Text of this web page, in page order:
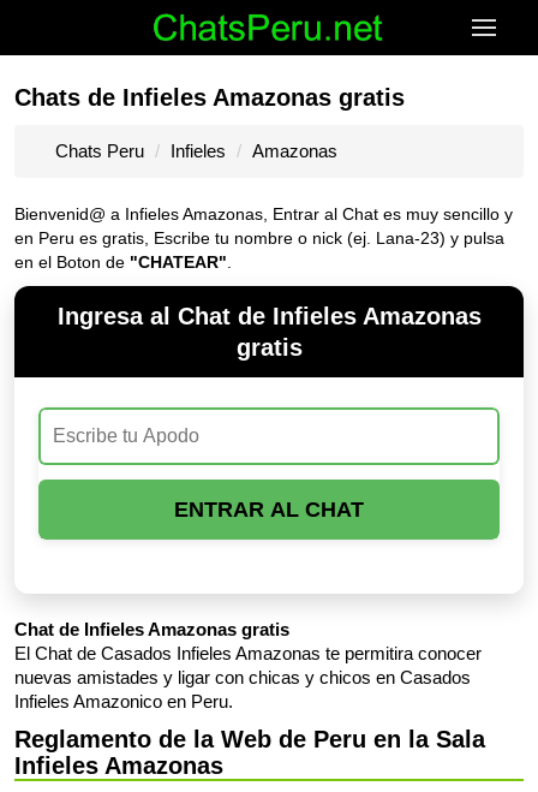
Chats de Infieles Amazonas gratis
Chats Peru Infieles Amazonas
Bienvenid@ a Infieles Amazonas, Entrar al Chat es muy sencillo y
en Peru es gratis, Escribe tu nombre o nick (ej. Lana-23) y pulsa
en el Boton de "CHATEAR"
Ingresa al Chat de Infieles Amazonas
gratis
ENTRAR AL CHAT
Chat de Infieles Amazonas gratis
El Chat de Casados Infieles Amazonas te permitira conocer
nuevas amistades y ligar con chicas y chicos en Casados
Infieles Amazonico en Peru.
Reglamento de la Web de Peru en la Sala
Infieles Amazonas